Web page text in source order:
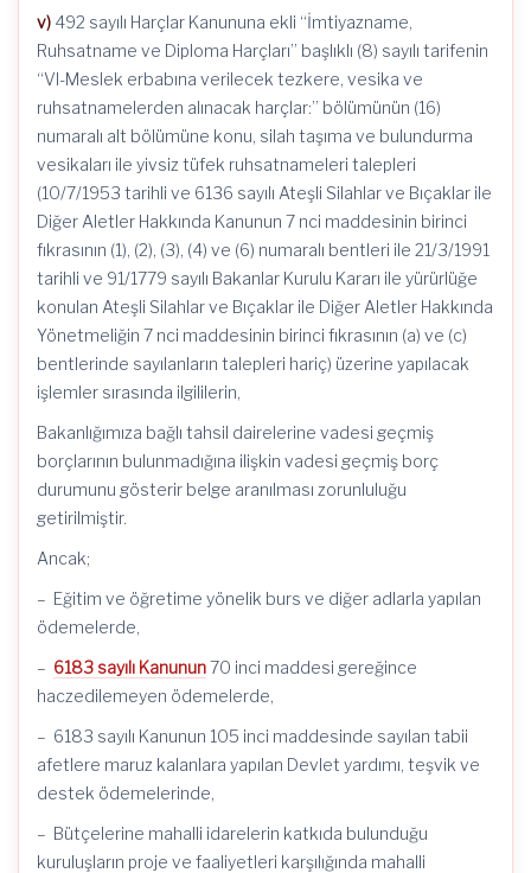
v) 492 sayılı Harçlar Kanununa ekli “İmtiyazname,
Ruhsatname ve Diploma Harçları” başlıklı (8) sayılı tarifenin
“VI-Meslek erbabına verilecek tezkere, vesika ve
ruhsatnamelerden alınacak harçlar:” bölümünün (16)
numaralı alt bölümüne konu, silah taşıma ve bulundurma
vesikaları ile yivsiz tüfek ruhsatnameleri talepleri
(10/7/1953 tarihli ve 6136 sayılı Ateşli Silahlar ve Bıçaklar ile
Diğer Aletler Hakkında Kanunun 7 nci maddesinin birinci
fıkrasının (1), (2), (3), (4) ve (6) numaralı bentleri ile 21/3/1991
tarihli ve 91/1779 sayılı Bakanlar Kurulu Kararı ile yürürlüğe
konulan Ateşli Silahlar ve Bıçaklar ile Diğer Aletler Hakkında
Yönetmeliğin 7 nci maddesinin birinci fıkrasının (a) ve (c)
bentlerinde sayılanların talepleri hariç) üzerine yapılacak
işlemler sırasında ilgililerin,
Bakanlığımıza bağlı tahsil dairelerine vadesi geçmiş
borçlarının bulunmadığına ilişkin vadesi geçmiş borç
durumunu gösterir belge aranılması zorunluluğu
getirilmiştir.
Ancak;
– Eğitim ve öğretime yönelik burs ve diğer adlarla yapılan
ödemelerde,
– 6183 sayılı Kanunun70 inci maddesi gereğince
haczedilemeyen ödemelerde,
– 6183 sayılı Kanunun 105 inci maddesinde sayılan tabii
afetlere maruz kalanlara yapılan Devlet yardımı, teşvik ve
destek ödemelerinde,
– Bütçelerine mahalli idarelerin katkıda bulunduğu
kuruluşların proje ve faaliyetleri karşılığında mahalli